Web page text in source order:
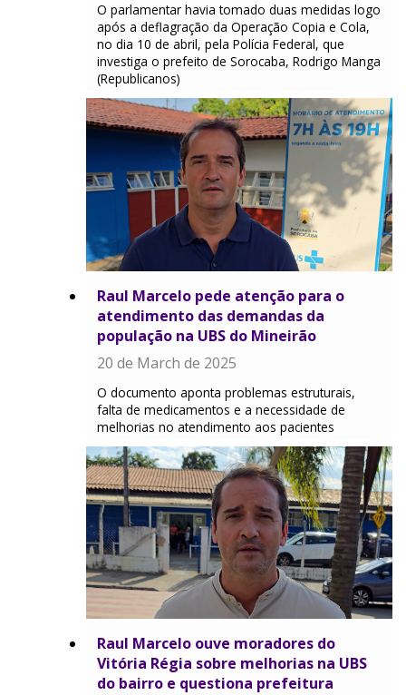
O parlamentar havia tomado duas medidas logo
após a deflagração da Operação Copia e Cola,
no dia 10 de abril, pela Polícia Federal, que
investiga o prefeito de Sorocaba, Rodrigo Manga
(Republicanos)
Raul Marcelo pede atenção para o
atendimento das demandas da
população na UBS do Mineirão
20 de March de 2025
O documento aponta problemas estruturais,
falta de medicamentos e a necessidade de
melhorias no atendimento aos pacientes
Raul Marcelo ouve moradores do
Vitória Régia sobre melhorias na UBS
do bairro e questiona prefeitura